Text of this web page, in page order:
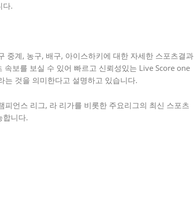
다.
중계, 농구, 배구, 아이스하키에 대한 자세한 스포츠결과
보를 보실 수 있어 빠르고 신뢰성있는 Live Score one
는 것을 의미한다고 설명하고 있습니다.
언스 리그, 라 리가를 비롯한 주요리그의 최신 스포츠
합니다.